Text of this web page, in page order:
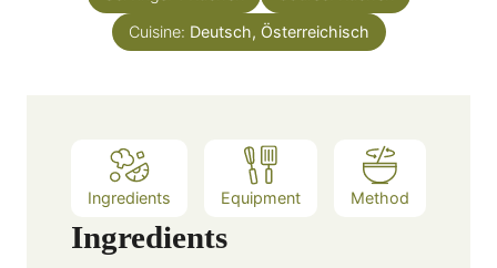
r
u
t
Cuisine: Deutsch, Österreichisch
Ingredients Equipment Method
Ingredients